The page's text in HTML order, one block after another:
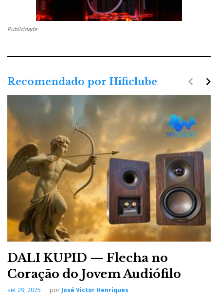
Publicidade
Recomendado por Hificlube
DALI KUPID — Flecha no
Coração do Jovem Audiófilo
set 29, 2025 porJosé Victor Henriques
navigate_next
navigate_before